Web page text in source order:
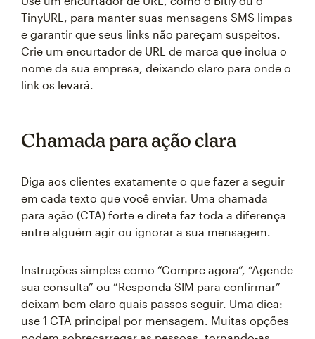
TinyURL, para manter suas mensagens SMS limpas
e garantir que seus links não pareçam suspeitos.
Crie um encurtador de URL de marca que inclua o
nome da sua empresa, deixando claro para onde o
link os levará.
Chamada para ação clara
Diga aos clientes exatamente o que fazer a seguir
em cada texto que você enviar. Uma chamada
para ação (CTA) forte e direta faz toda a diferença
entre alguém agir ou ignorar a sua mensagem.
Instruções simples como “Compre agora”, “Agende
sua consulta” ou “Responda SIM para confirmar”
deixam bem claro quais passos seguir. Uma dica:
use 1 CTA principal por mensagem. Muitas opções